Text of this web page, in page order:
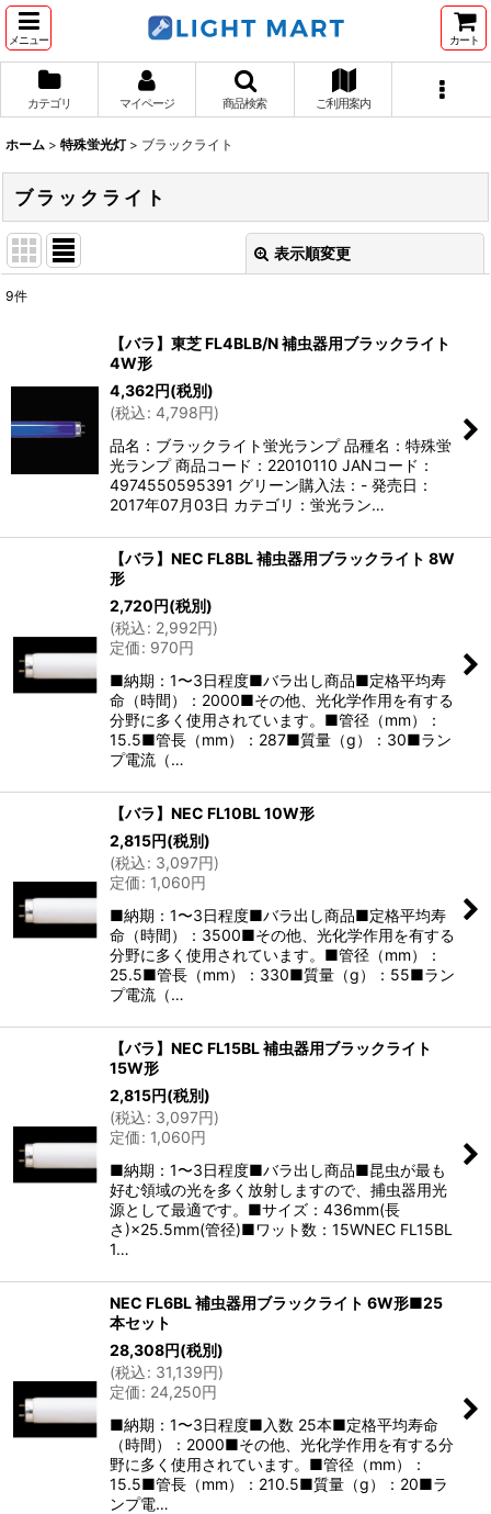
メニュー カート
カテゴリ マイページ 商品検索 ご利用案内
ホーム > 特殊蛍光灯 > ブラックライト
ブラックライト
表示順変更
絞り込む
9件
【バラ】東芝 FL4BLB/N 補虫器用ブラックライト
4W形
4,362円(税別)
(税込: 4,798円)
品名：ブラックライト蛍光ランプ 品種名：特殊蛍
光ランプ 商品コード：22010110 JANコード：
4974550595391 グリーン購入法：- 発売日：
2017年07月03日 カテゴリ：蛍光ラン…
【バラ】NEC FL8BL 補虫器用ブラックライト 8W
形
2,720円(税別)
(税込: 2,992円)
定価: 970円
■納期：1〜3日程度■バラ出し商品■定格平均寿
命（時間）：2000■その他、光化学作用を有する
分野に多く使用されています。■管径（mm）：
15.5■管長（mm）：287■質量（g）：30■ラン
プ電流（…
【バラ】NEC FL10BL 10W形
2,815円(税別)
(税込: 3,097円)
定価: 1,060円
■納期：1〜3日程度■バラ出し商品■定格平均寿
命（時間）：3500■その他、光化学作用を有する
分野に多く使用されています。■管径（mm）：
25.5■管長（mm）：330■質量（g）：55■ラン
プ電流（…
【バラ】NEC FL15BL 補虫器用ブラックライト
15W形
2,815円(税別)
(税込: 3,097円)
定価: 1,060円
■納期：1〜3日程度■バラ出し商品■昆虫が最も
好む領域の光を多く放射しますので、捕虫器用光
源として最適です。■サイズ：436mm(長
さ)×25.5mm(管径)■ワット数：15WNEC FL15BL
1…
NEC FL6BL 補虫器用ブラックライト 6W形■25
本セット
28,308円(税別)
(税込: 31,139円)
定価: 24,250円
■納期：1〜3日程度■入数 25本■定格平均寿命
（時間）：2000■その他、光化学作用を有する分
野に多く使用されています。■管径（mm）：
15.5■管長（mm）：210.5■質量（g）：20■ラ
ンプ電…